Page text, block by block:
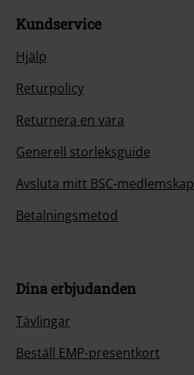
Kundservice
Hjälp
Returpolicy
Returnera en vara
Generell storleksguide
Avsluta mitt BSC-medlemskap
Betalningsmetod
Dina erbjudanden
Tävlingar
Beställ EMP-presentkort